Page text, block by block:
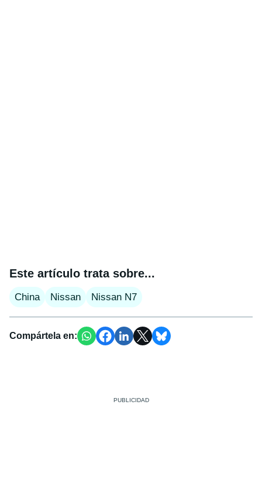
Este artículo trata sobre...
China Nissan Nissan N7
Compártela en: